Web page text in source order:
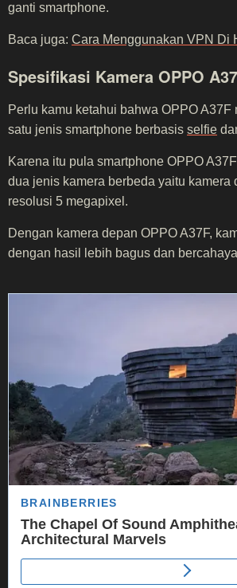
ganti smartphone.
Baca juga: Cara Menggunakan VPN Di
Spesifikasi Kamera OPPO
Perlu kamu ketahui bahwa OPPO A37F
satu jenis smartphone berbasis selfie
Karena itu pula smartphone OPPO
dua jenis kamera berbeda yaitu kamera
resolusi 5 megapixel.
Dengan kamera depan OPPO A37F,
dengan hasil lebih bagus dan